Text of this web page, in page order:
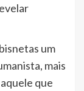
um
mais
que